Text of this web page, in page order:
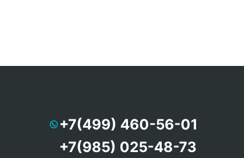
+7(499) 460-56-01
+7(985) 025-48-73